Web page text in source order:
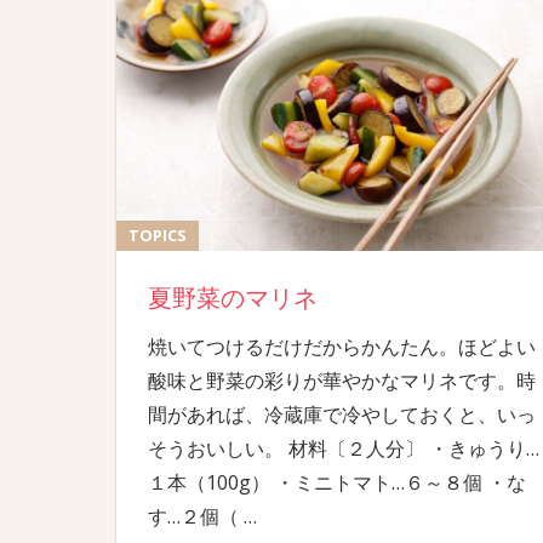
TOPICS
夏野菜のマリネ
焼いてつけるだけだからかんたん。ほどよい
酸味と野菜の彩りが華やかなマリネです。時
間があれば、冷蔵庫で冷やしておくと、いっ
そうおいしい。 材料〔２人分〕 ・きゅうり…
１本（100g） ・ミニトマト…６～８個 ・な
す…２個（ …